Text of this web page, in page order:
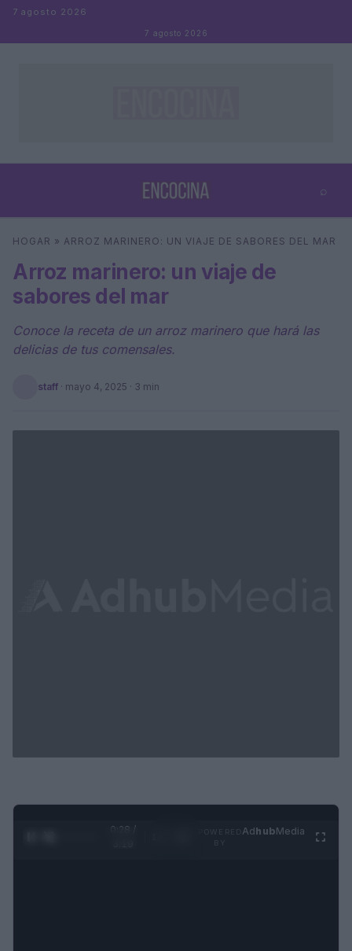
Saltar al contenido
7 agosto 2026
7 agosto 2026
⌕
Buscar ⌕ ×
HOGAR » ARROZ MARINERO: UN VIAJE DE SABORES DEL MAR
Arroz marinero: un viaje de
sabores del mar
Conoce la receta de un arroz marinero que hará las
delicias de tus comensales.
staff · mayo 4, 2025 · 3 min
0:29 /
AdhubMedia